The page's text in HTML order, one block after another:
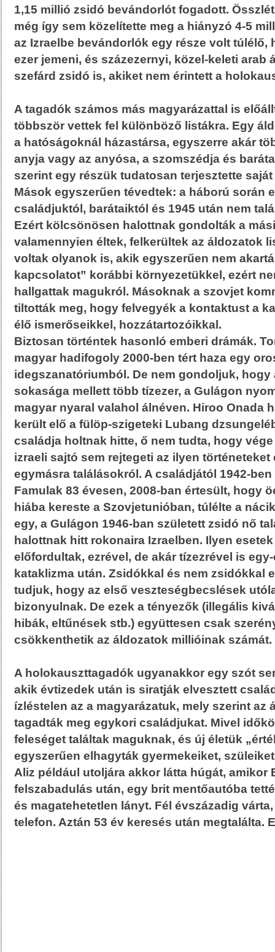
1,15 millió zsidó bevándorlót fogadott.
még így sem közelítette meg a hiányzó 4-5
az Izraelbe bevándorlók egy része volt túlélő,
ezer jemeni, és százezernyi, közel-keleti arab
szefárd zsidó is, akiket nem érintett a
A tagadók számos más magyarázattal is
többször vettek fel különböző listákra. Egy
a hatóságoknál házastársa, egyszerre akár
anyja vagy az anyósa, a szomszédja és
szerint egy részük tudatosan terjesztette
Mások egyszerűen tévedtek: a háború során
családjuktól, barátaiktól és 1945 után nem
Ezért kölcsönösen halottnak gondolták a
valamennyien éltek, felkerültek az áldozatok
voltak olyanok is, akik egyszerűen nem
kapcsolatot” korábbi környezetükkel, ezért
hallgattak magukról. Másoknak a szovjet
tiltották meg, hogy felvegyék a kontaktust a
élő ismerőseikkel, hozzátartozóikkal.
Biztosan történtek hasonló emberi drámák.
magyar hadifogoly 2000-ben tért haza egy
idegszanatóriumból. De nem gondoljuk,
sokasága mellett több tízezer, a Gulágon
magyar nyaral valahol álnéven. Hiroo Onada
került elő a fülöp-szigeteki Lubang
családja holtnak hitte, ő nem tudta, hogy
izraeli sajtó sem rejtegeti az ilyen történeteket
egymásra találásokról. A családjától 1942-
Famulak 83 évesen, 2008-ban értesült, hogy
hiába kereste a Szovjetunióban, túlélte a
egy, a Gulágon 1946-ban született zsidó nő
halottnak hitt rokonaira Izraelben. Ilyen
előfordultak, ezrével, de akár tízezrével is
kataklizma után. Zsidókkal és nem zsidókkal
tudjuk, hogy az első veszteségbecslések
bizonyulnak. De ezek a tényezők (illegális
hibák, eltűnések stb.) együttesen csak
csökkenthetik az áldozatok millióinak számát.
A holokauszttagadók ugyanakkor egy szót
akik évtizedek után is siratják elvesztett
ízléstelen az a magyarázatuk, mely szerint az
tagadták meg egykori családjukat. Mivel
feleséget találtak maguknak, és új életük
egyszerűen elhagyták gyermekeiket,
Aliz például utoljára akkor látta húgát, amikor
felszabadulás után, egy brit mentőautóba
és magatehetetlen lányt. Fél évszázadig
telefon. Aztán 53 év keresés után megtalálta.